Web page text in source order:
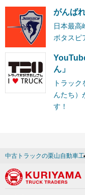
がんば
日本最高
ボタスピ
ん」
トラッ
んたち）
す！
中古トラックの栗山自動車